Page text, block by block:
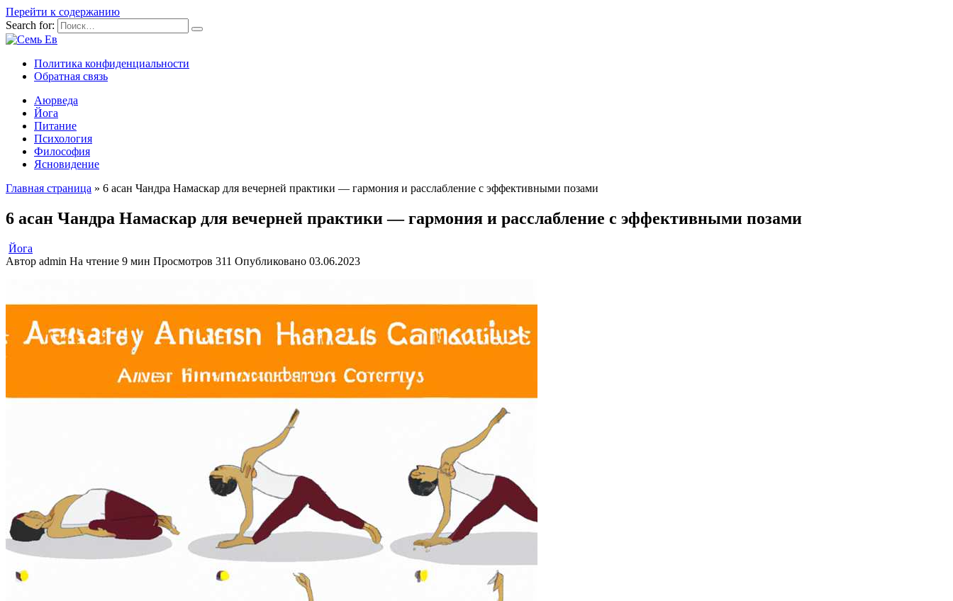
Перейти к содержанию
Search for:
Политика конфиденциальности
Обратная связь
Аюрведа
Йога
Питание
Психология
Философия
Ясновидение
Главная страница » 6 асан Чандра Намаскар для вечерней практики — гармония и расслабление с эффективными позами
6 асан Чандра Намаскар для вечерней практики — гармония и расслабление с эффективными позами
Йога
Автор admin На чтение 9 мин Просмотров 311 Опубликовано 03.06.2023